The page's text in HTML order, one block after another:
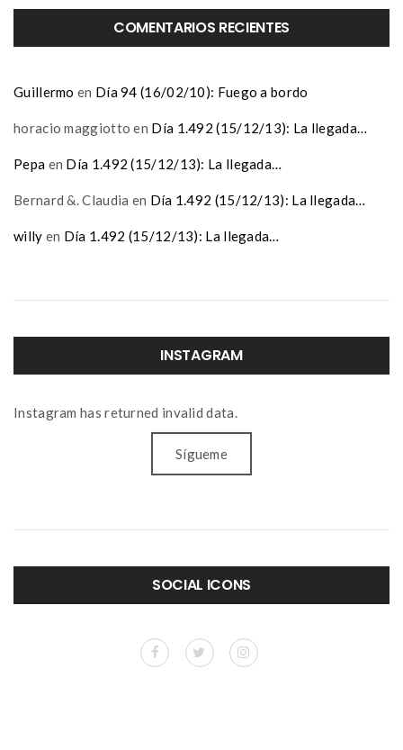
COMENTARIOS RECIENTES
Guillermo en Día 94 (16/02/10): Fuego a bordo
horacio maggiotto en Día 1.492 (15/12/13): La llegada…
Pepa en Día 1.492 (15/12/13): La llegada…
Bernard &. Claudia en Día 1.492 (15/12/13): La llegada…
willy en Día 1.492 (15/12/13): La llegada…
INSTAGRAM
Instagram has returned invalid data.
Sígueme
SOCIAL ICONS